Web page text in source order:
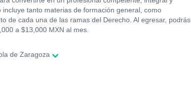
tanto materias de formación general, como
de cada una de las ramas del Derecho. Al egresar, podrás
a $13,000 MXN al mes.
de Zaragoza